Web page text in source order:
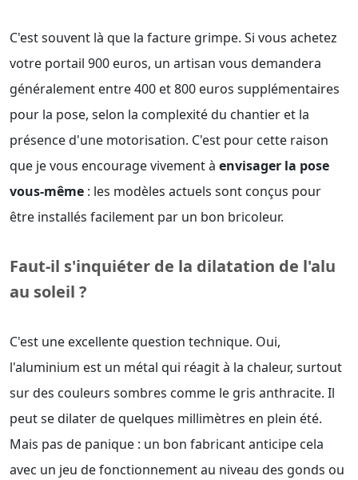
C'est souvent là que la facture grimpe. Si vous achetez
votre portail 900 euros, un artisan vous demandera
généralement entre 400 et 800 euros supplémentaires
pour la pose, selon la complexité du chantier et la
présence d'une motorisation. C'est pour cette raison
que je vous encourage vivement à envisager la pose
vous-même : les modèles actuels sont conçus pour
être installés facilement par un bon bricoleur.
Faut-il s'inquiéter de la dilatation de l'alu
au soleil ?
C'est une excellente question technique. Oui,
l'aluminium est un métal qui réagit à la chaleur, surtout
sur des couleurs sombres comme le gris anthracite. Il
peut se dilater de quelques millimètres en plein été.
Mais pas de panique : un bon fabricant anticipe cela
avec un jeu de fonctionnement au niveau des gonds ou